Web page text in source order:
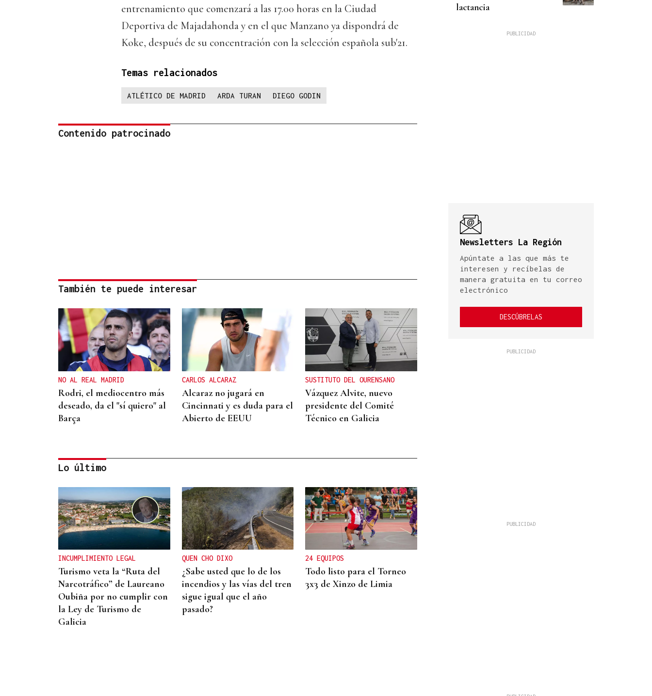
entrenamiento que comenzará a las 17.00 horas en la Ciudad
Deportiva de Majadahonda y en el que Manzano ya dispondrá de
Koke, después de su concentración con la selección española sub'21.
Temas relacionados
ATLÉTICO DE MADRID ARDA TURAN DIEGO GODIN
Contenido patrocinado
También te puede interesar
NO AL REAL MADRID
Rodri, el mediocentro más
deseado, da el "sí quiero" al
Barça
CARLOS ALCARAZ
Alcaraz no jugará en
Cincinnati y es duda para el
Abierto de EEUU
SUSTITUTO DEL OURENSANO
Vázquez Alvite, nuevo
presidente del Comité
Técnico en Galicia
DALLAS MAVERICKS
Santi Aldama, jugador de la
NBA, visita Ourense
Lo último
INCUMPLIMIENTO LEGAL
Turismo veta la “Ruta del
Narcotráfico” de Laureano
Oubiña por no cumplir con
la Ley de Turismo de
Galicia
QUEN CHO DIXO
¿Sabe usted que lo de los
incendios y las vías del tren
sigue igual que el año
pasado?
24 EQUIPOS
Todo listo para el Torneo
3x3 de Xinzo de Limia
lactancia
Newsletters La Región
Apúntate a las que más te
interesen y recíbelas de
manera gratuita en tu correo
electrónico
DESCÚBRELAS